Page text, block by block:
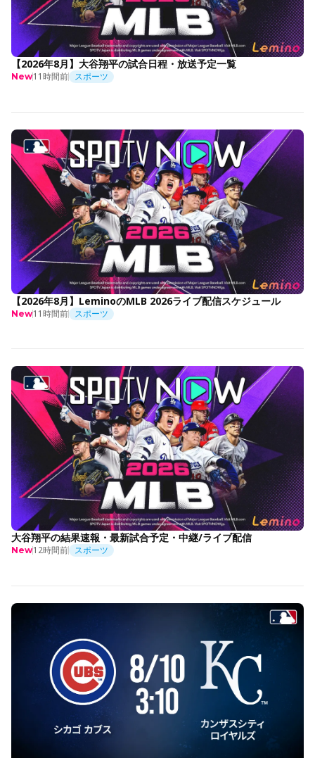
【2026年8月】大谷翔平の試合日程・放送予定一覧
New11時間前 スポーツ
【2026年8月】LeminoのMLB 2026ライブ配信スケジュール
New11時間前 スポーツ
大谷翔平の結果速報・最新試合予定・中継/ライブ配信
New12時間前 スポーツ